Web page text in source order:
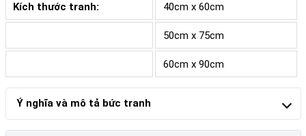
Kích thước tranh: 40cm x 60cm
50cm x 75cm
60cm x 90cm
Ý nghĩa và mô tả bức tranh